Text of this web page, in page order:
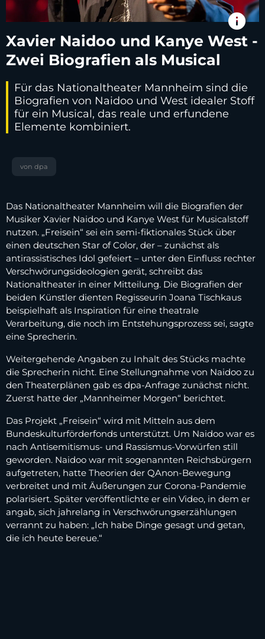
info
Xavier Naidoo und Kanye West -
Zwei Biografien als Musical
Für das Nationaltheater Mannheim sind die
Biografien von Naidoo und West idealer Stoff
für ein Musical, das reale und erfundene
Elemente kombiniert.
von dpa
Das Nationaltheater Mannheim will die Biografien der
Musiker Xavier Naidoo und Kanye West für Musicalstoff
nutzen. „Freisein“ sei ein semi-fiktionales Stück über
einen deutschen Star of Color, der – zunächst als
antirassistisches Idol gefeiert – unter den Einfluss rechter
Verschwörungsideologien gerät, schreibt das
Nationaltheater in einer Mitteilung. Die Biografien der
beiden Künstler dienten Regisseurin Joana Tischkaus
beispielhaft als Inspiration für eine theatrale
Verarbeitung, die noch im Entstehungsprozess sei, sagte
eine Sprecherin.
Weitergehende Angaben zu Inhalt des Stücks machte
die Sprecherin nicht. Eine Stellungnahme von Naidoo zu
den Theaterplänen gab es dpa-Anfrage zunächst nicht.
Zuerst hatte der „Mannheimer Morgen“ berichtet.
Das Projekt „Freisein“ wird mit Mitteln aus dem
Bundeskulturförderfonds unterstützt. Um Naidoo war es
nach Antisemitismus- und Rassismus-Vorwürfen still
geworden. Naidoo war mit sogenannten Reichsbürgern
aufgetreten, hatte Theorien der QAnon-Bewegung
verbreitet und mit Äußerungen zur Corona-Pandemie
polarisiert. Später veröffentlichte er ein Video, in dem er
angab, sich jahrelang in Verschwörungserzählungen
verrannt zu haben: „Ich habe Dinge gesagt und getan,
die ich heute bereue.“